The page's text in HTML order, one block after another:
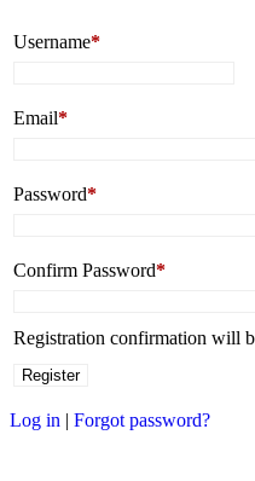
Username*
Email*
Password*
Confirm Password*
Registration confirmation will
Log in | Forgot password?